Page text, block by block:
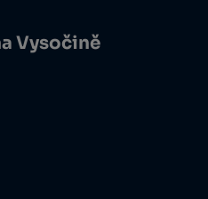
Vysočině